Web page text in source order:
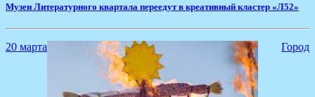
​Музеи Литературного квартала переедут в креативный кластер «Л52»
20 марта Город